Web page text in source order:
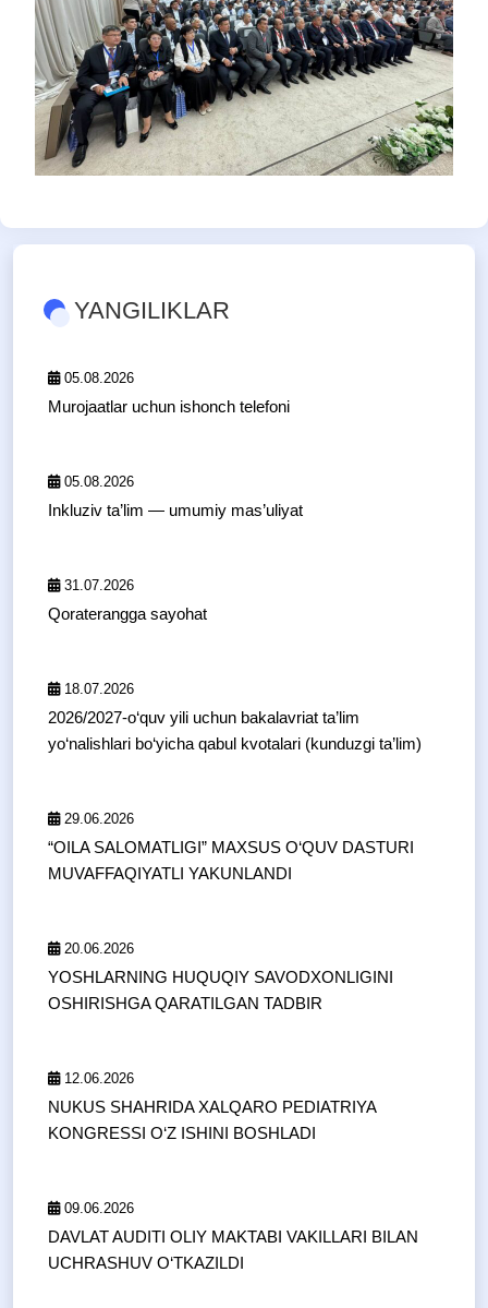
YANGILIKLAR
05.08.2026
Murojaatlar uchun ishonch telefoni
05.08.2026
Inkluziv ta’lim — umumiy mas’uliyat
31.07.2026
Qoraterangga sayohat
18.07.2026
2026/2027-o‘quv yili uchun bakalavriat ta’lim
yo‘nalishlari bo‘yicha qabul kvotalari (kunduzgi ta’lim)
29.06.2026
“OILA SALOMATLIGI” MAXSUS O‘QUV DASTURI
MUVAFFAQIYATLI YAKUNLANDI
20.06.2026
YOSHLARNING HUQUQIY SAVODXONLIGINI
OSHIRISHGA QARATILGAN TADBIR
12.06.2026
NUKUS SHAHRIDA XALQARO PEDIATRIYA
KONGRESSI O‘Z ISHINI BOSHLADI
09.06.2026
DAVLAT AUDITI OLIY MAKTABI VAKILLARI BILAN
UCHRASHUV O‘TKAZILDI